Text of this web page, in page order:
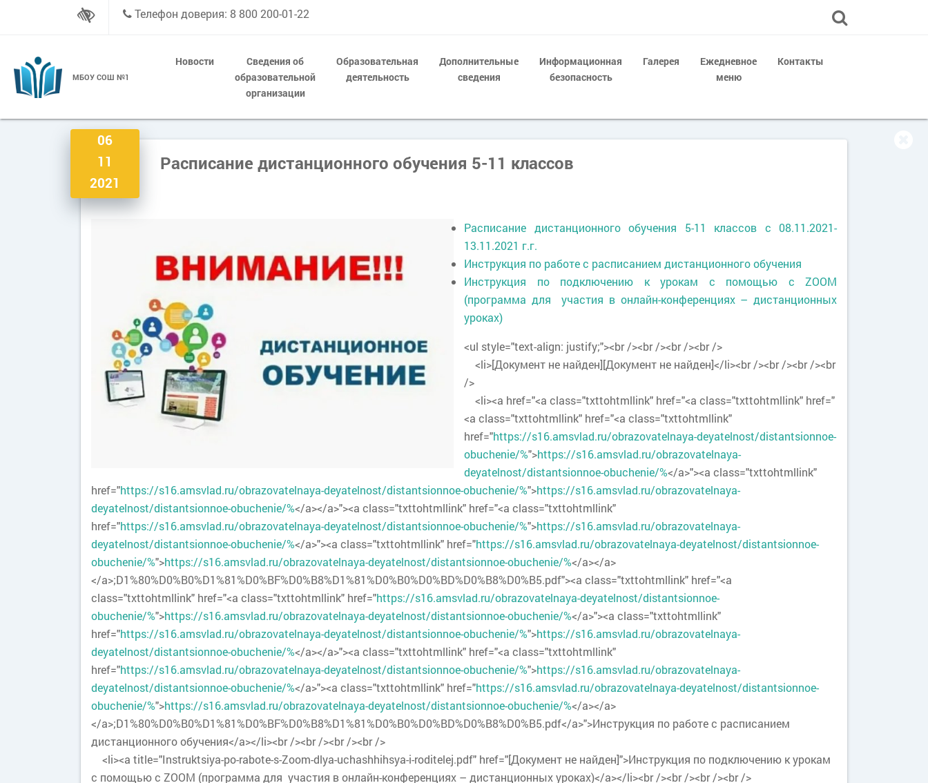
Телефон доверия: 8 800 200-01-22
МБОУ СОШ №1
Новости
Сведения об
образовательной
организации
Образовательная
деятельность
Дополнительные
сведения
Информационная
безопасность
Галерея
Ежедневное
меню
Контакты
06
11
2021
Расписание дистанционного обучения 5-11 классов
Расписание дистанционного обучения 5-11 классов с 08.11.2021-
13.11.2021 г.г.
Инструкция по работе с расписанием дистанционного обучения
Инструкция по подключению к урокам с помощью с ZOOM
(программа для участия в онлайн-конференциях – дистанционных
уроках)
<ul style="text-align: justify;"><br /><br /><br /><br />
<li>[Документ не найден][Документ не найден]</li><br /><br /><br /><br
/>
<li><a href="<a class="txttohtmllink" href="<a class="txttohtmllink" href="
<a class="txttohtmllink" href="<a class="txttohtmllink"
href="https://s16.amsvlad.ru/obrazovatelnaya-deyatelnost/distantsionnoe-
obuchenie/%">https://s16.amsvlad.ru/obrazovatelnaya-
deyatelnost/distantsionnoe-obuchenie/%</a>"><a class="txttohtmllink"
href="https://s16.amsvlad.ru/obrazovatelnaya-deyatelnost/distantsionnoe-obuchenie/%">https://s16.amsvlad.ru/obrazovatelnaya-
deyatelnost/distantsionnoe-obuchenie/%</a></a>"><a class="txttohtmllink" href="<a class="txttohtmllink"
href="https://s16.amsvlad.ru/obrazovatelnaya-deyatelnost/distantsionnoe-obuchenie/%">https://s16.amsvlad.ru/obrazovatelnaya-
deyatelnost/distantsionnoe-obuchenie/%</a>"><a class="txttohtmllink" href="https://s16.amsvlad.ru/obrazovatelnaya-deyatelnost/distantsionnoe-
obuchenie/%">https://s16.amsvlad.ru/obrazovatelnaya-deyatelnost/distantsionnoe-obuchenie/%</a></a>
</a>;D1%80%D0%B0%D1%81%D0%BF%D0%B8%D1%81%D0%B0%D0%BD%D0%B8%D0%B5.pdf"><a class="txttohtmllink" href="<a
class="txttohtmllink" href="<a class="txttohtmllink" href="https://s16.amsvlad.ru/obrazovatelnaya-deyatelnost/distantsionnoe-
obuchenie/%">https://s16.amsvlad.ru/obrazovatelnaya-deyatelnost/distantsionnoe-obuchenie/%</a>"><a class="txttohtmllink"
href="https://s16.amsvlad.ru/obrazovatelnaya-deyatelnost/distantsionnoe-obuchenie/%">https://s16.amsvlad.ru/obrazovatelnaya-
deyatelnost/distantsionnoe-obuchenie/%</a></a>"><a class="txttohtmllink" href="<a class="txttohtmllink"
href="https://s16.amsvlad.ru/obrazovatelnaya-deyatelnost/distantsionnoe-obuchenie/%">https://s16.amsvlad.ru/obrazovatelnaya-
deyatelnost/distantsionnoe-obuchenie/%</a>"><a class="txttohtmllink" href="https://s16.amsvlad.ru/obrazovatelnaya-deyatelnost/distantsionnoe-
obuchenie/%">https://s16.amsvlad.ru/obrazovatelnaya-deyatelnost/distantsionnoe-obuchenie/%</a></a>
</a>;D1%80%D0%B0%D1%81%D0%BF%D0%B8%D1%81%D0%B0%D0%BD%D0%B8%D0%B5.pdf</a>">Инструкция по работе с расписанием
дистанционного обучения</a></li><br /><br /><br /><br />
<li><a title="Instruktsiya-po-rabote-s-Zoom-dlya-uchashhihsya-i-roditelej.pdf" href="[Документ не найден]">Инструкция по подключению к урокам
с помощью с ZOOM (программа для участия в онлайн-конференциях – дистанционных уроках)</a></li><br /><br /><br /><br />